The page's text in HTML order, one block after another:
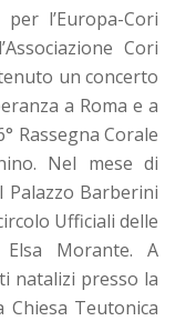
l’Europa-Cori
Cori
un concerto
a Roma e a
Rassegna Corale
Nel mese di
Barberini
Ufficiali delle
Morante. A
natalizi presso la
Chiesa Teutonica